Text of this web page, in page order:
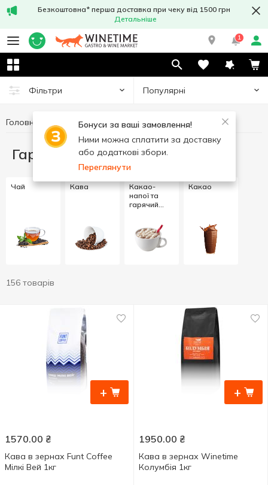
Безкоштовна* перша доставка при чеку від 1500 грн
Детальніше
1
Фільтри Популярні
Бонуси за ваші замовлення!
Ними можна сплатити за доставку
або додаткові збори.
Переглянути
Головна Гарячі напої
Гарячі напої
Чай Кава
Какао-
напої та
гарячий
Какао
156 товарів
+
1570.00 ₴
Кава в зернах Funt Coffee
Мілкі Вей 1кг
+
1950.00 ₴
Кава в зернах Winetime
Колумбія 1кг